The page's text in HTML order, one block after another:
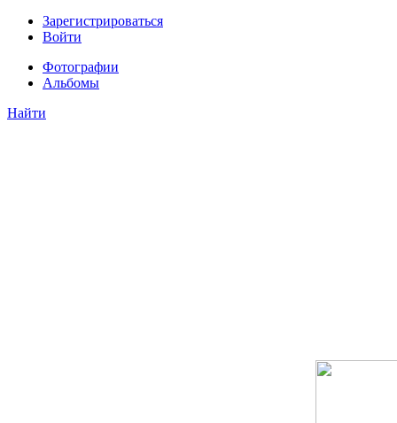
Зарегистрироваться
Войти
Фотографии
Альбомы
Найти